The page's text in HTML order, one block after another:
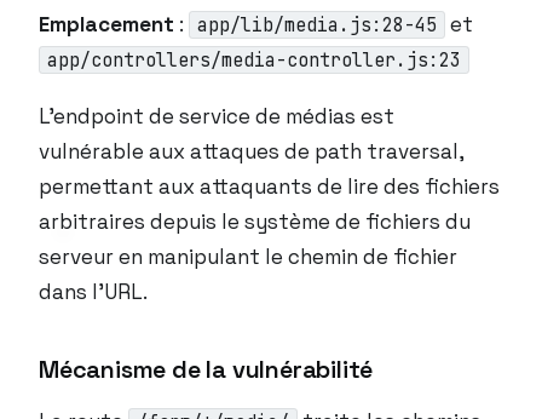
Emplacement : app/lib/media.js:28-45 et
app/controllers/media-controller.js:23
L’endpoint de service de médias est
vulnérable aux attaques de path traversal,
permettant aux attaquants de lire des fichiers
arbitraires depuis le système de fichiers du
serveur en manipulant le chemin de fichier
dans l’URL.
Mécanisme de la vulnérabilité